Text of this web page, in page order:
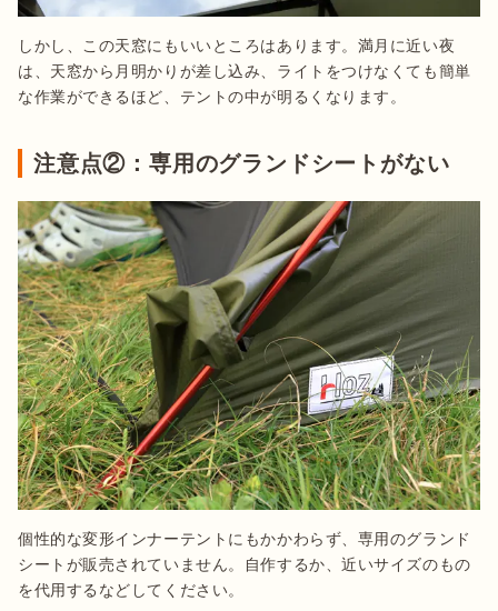
しかし、この天窓にもいいところはあります。満月に近い夜
は、天窓から月明かりが差し込み、ライトをつけなくても簡単
な作業ができるほど、テントの中が明るくなります。
注意点②：専用のグランドシートがない
個性的な変形インナーテントにもかかわらず、専用のグランド
シートが販売されていません。自作するか、近いサイズのもの
を代用するなどしてください。